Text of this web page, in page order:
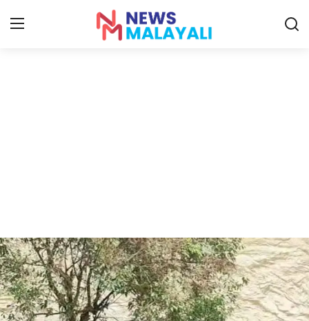
Entertainment
Sports
Food